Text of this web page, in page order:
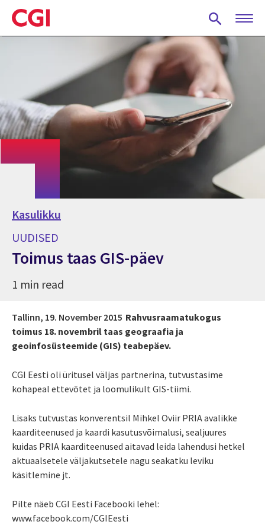
Skip
to
main
Kasulikku
UUDISED
Toimus taas GIS-päev
1 min read
Tallinn, 19. November 2015 Rahvusraamatukogus
toimus 18. novembril taas geograafia ja
geoinfosüsteemide (GIS) teabepäev.
CGI Eesti oli üritusel väljas partnerina, tutvustasime
kohapeal ettevõtet ja loomulikult GIS-tiimi.
Lisaks tutvustas konverentsil Mihkel Oviir PRIA avalikke
kaarditeenused ja kaardi kasutusvõimalusi, sealjuures
kuidas PRIA kaarditeenused aitavad leida lahendusi hetkel
aktuaalsetele väljakutsetele nagu seakatku leviku
käsitlemine jt.
Pilte näeb CGI Eesti Facebooki lehel:
www.facebook.com/CGIEesti